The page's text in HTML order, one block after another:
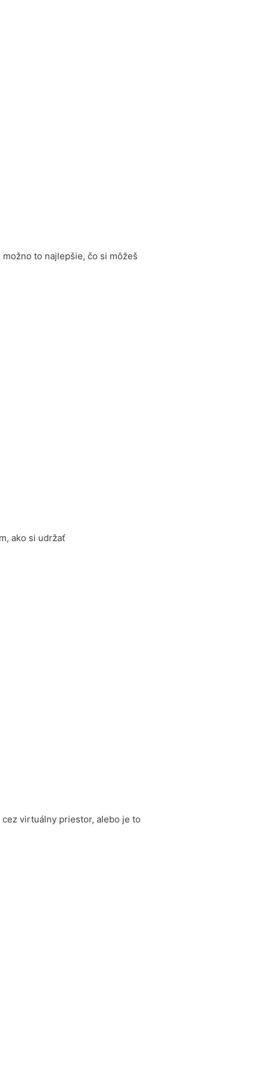
to najlepšie, čo si môžeš
ako si udržať
virtuálny priestor, alebo je to